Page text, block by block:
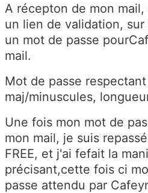
A récepton de mon
un lien de validation,
un mot de passe
mail.
Mot de passe
maj/minuscules,
Une fois mon mot de
mon mail, je suis
FREE, et j'ai fefait la
précisant,cette fois ci
passe attendu par